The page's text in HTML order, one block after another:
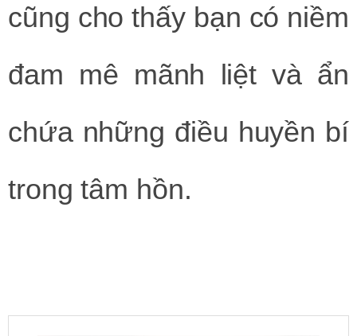
cũng cho thấy bạn có niềm
đam mê mãnh liệt và ẩn
chứa những điều huyền bí
trong tâm hồn.